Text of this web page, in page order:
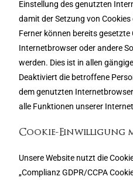
Einstellung des genutzten
damit der Setzung von
Ferner können bereits gesetzte
Internetbrowser oder andere
werden. Dies ist in allen
Deaktiviert die betroffene
dem genutzten
alle Funktionen unserer
Cookie-Einwilligung
Unsere Website nutzt die
„Complianz GDPR/CCPA